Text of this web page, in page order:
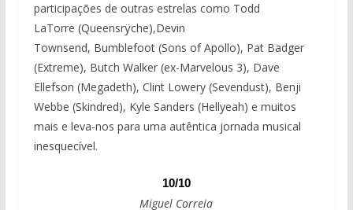
participações de outras estrelas como Todd
LaTorre (Queensrÿche),Devin
Townsend, Bumblefoot (Sons of Apollo), Pat Badger
(Extreme), Butch Walker (ex-Marvelous 3), Dave
Ellefson (Megadeth), Clint Lowery (Sevendust), Benji
Webbe (Skindred), Kyle Sanders (Hellyeah) e muitos
mais e leva-nos para uma autêntica jornada musical
inesquecível.
10/10
Miguel Correia